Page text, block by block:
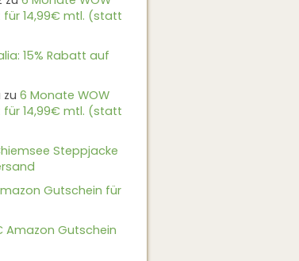
für 14,99€ mtl. (statt
15% Rabatt auf
zu 6 Monate WOW
für 14,99€ mtl. (statt
Steppjacke
Gutschein für
Amazon Gutschein